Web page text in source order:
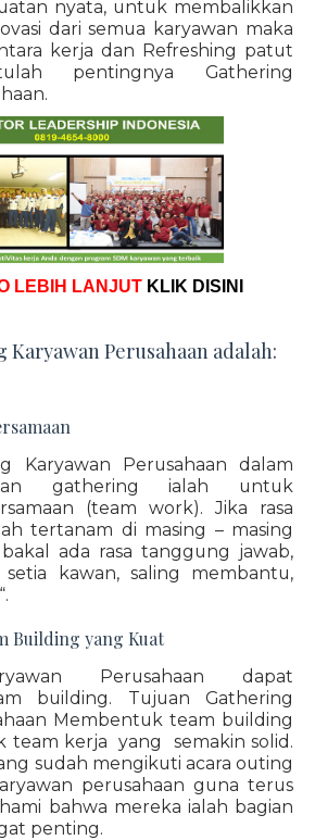
nyata, untuk membalikkan
dari semua karyawan maka
kerja dan Refreshing patut
pentingnya Gathering
LEBIH LANJUT KLIK DISINI
Perusahaan adalah:
Karyawan Perusahaan dalam
gathering ialah untuk
(team work). Jika rasa
tertanam di masing – masing
ada rasa tanggung jawab,
setia kawan, saling membantu,
Building yang Kuat
Perusahaan dapat
building. Tujuan Gathering
Membentuk team building
team kerja yang semakin solid.
sudah mengikuti acara outing
perusahaan guna terus
bahwa mereka ialah bagian
penting.